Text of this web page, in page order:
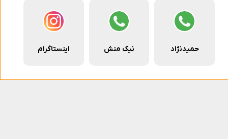
حمیدنژاد نیک منش اینستاگرام